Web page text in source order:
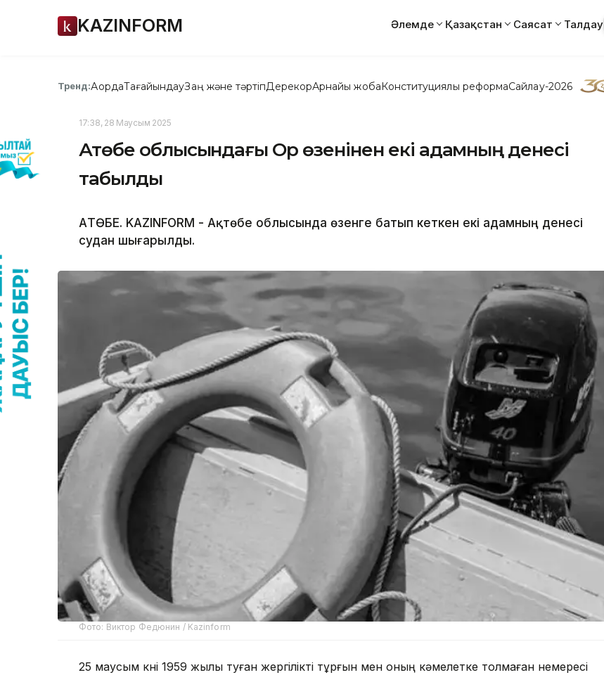
KAZINFORM Әлемде Қазақстан Саясат Талдау
Тренд:АқордаТағайындауЗаң және тәртіпДерекқорАрнайы жобаКонституциялық реформаСайлау-2026
17:38, 28 Маусым 2025
Ақтөбе облысындағы Ор өзенінен екі адамның денесі
табылды
АҚТӨБЕ. KAZINFORM - Ақтөбе облысында өзенге батып кеткен екі адамның денесі
судан шығарылды.
Фото: Виктор Федюнин / Kazinform
25 маусым күні 1959 жылы туған жергілікті тұрғын мен оның кәмелетке толмаған немересі